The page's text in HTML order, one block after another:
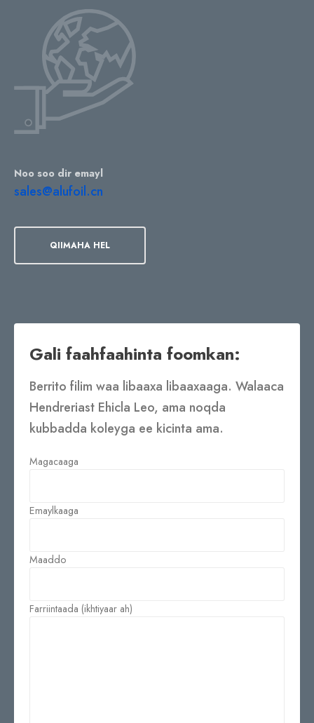
Noo soo dir emayl
sales@alufoil.cn
QIIMAHA HEL
Gali faahfaahinta foomkan:
Berrito filim waa libaaxa libaaxaaga. Walaaca
Hendreriast Ehicla Leo, ama noqda
kubbadda koleyga ee kicinta ama.
Magacaaga
Emaylkaaga
Maaddo
Farriintaada (ikhtiyaar ah)